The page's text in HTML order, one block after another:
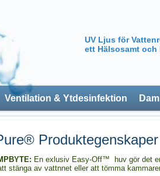
UV Ljus för
ett Hälsosamt
Ventilation & Ytdesinfektion
Produktegenskaper
En exlusiv Easy-Off™ huv gör det
stänga av vattnnet eller att tömma